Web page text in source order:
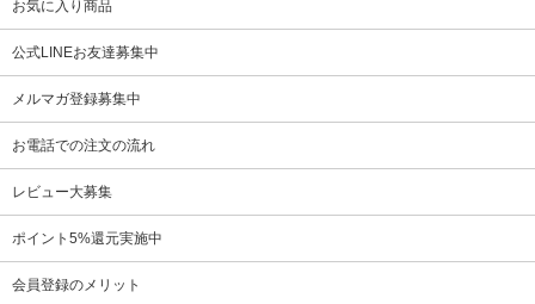
お気に入り商品
公式LINEお友達募集中
メルマガ登録募集中
お電話での注文の流れ
レビュー大募集
ポイント5%還元実施中
会員登録のメリット